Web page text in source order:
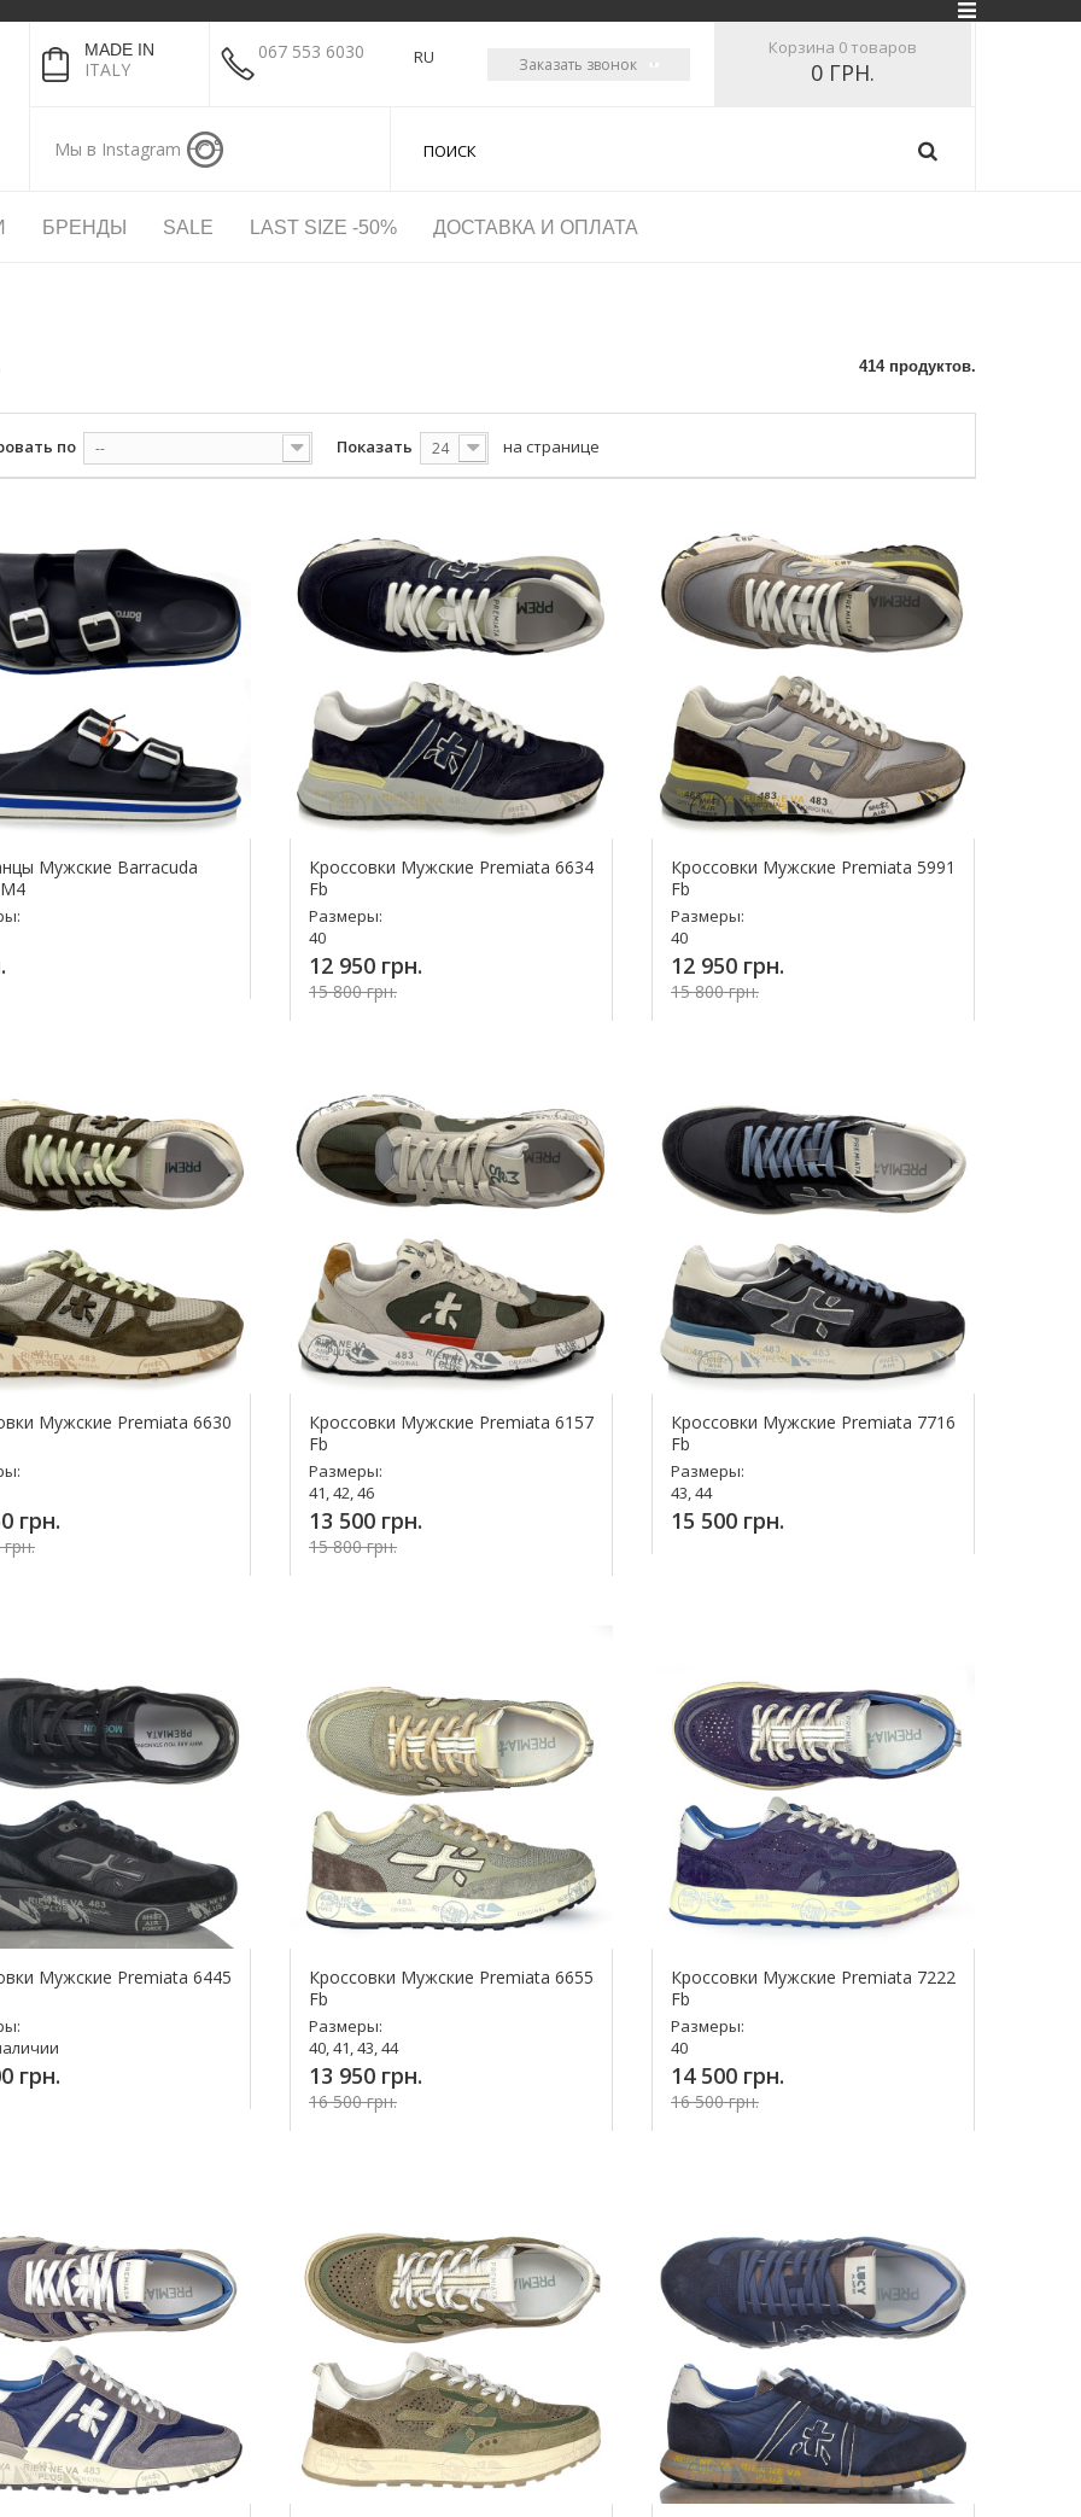
MADE IN
ITALY
067 553 6030
Мы в Instagram
RU Заказать звонок
Корзина 0 товаров
0 ГРН.
БРЕНДЫ SALE LAST SIZE -50% ДОСТАВКА И ОПЛАТА
414 продуктов.
по -- Показать 24 на странице
Мужские Barracuda
Кроссовки Мужские Premiata 6634
Fb
Размеры:
40
12 950 грн.
15 800 грн.
Кроссовки Мужские Premiata 5991
Fb
Размеры:
40
12 950 грн.
15 800 грн.
Мужские Premiata 6630
грн.
Кроссовки Мужские Premiata 6157
Fb
Размеры:
41, 42, 46
13 500 грн.
15 800 грн.
Кроссовки Мужские Premiata 7716
Fb
Размеры:
43, 44
15 500 грн.
Мужские Premiata 6445
грн.
Кроссовки Мужские Premiata 6655
Fb
Размеры:
40, 41, 43, 44
13 950 грн.
16 500 грн.
Кроссовки Мужские Premiata 7222
Fb
Размеры:
40
14 500 грн.
16 500 грн.